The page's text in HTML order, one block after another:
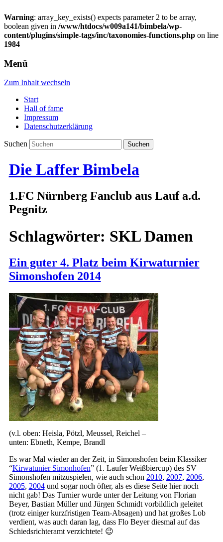
Warning: array_key_exists() expects parameter 2 to be array,
boolean given in /www/htdocs/w009a141/bimbela/wp-
content/plugins/simple-tags/inc/taxonomies-functions.php on line
1984
Menü
Zum Inhalt wechseln
Start
Hall of fame
Impressum
Datenschutzerklärung
Suchen
Die Laffer Bimbela
1.FC Nürnberg Fanclub aus Lauf a.d.
Pegnitz
Schlagwörter: SKL Damen
Ein guter 4. Platz beim Kirwaturnier
Simonshofen 2014
(v.l. oben: Heisla, Pötzl, Meussel, Reichel –
unten: Ebneth, Kempe, Brandl
Es war Mal wieder an der Zeit, in Simonshofen beim Klassiker
“Kirwatunier Simonhofen” (1. Laufer Weißbiercup) des SV
Simonshofen mitzuspielen, wie auch schon 2010, 2007, 2006,
2005, 2004und sogar noch öfter, als es diese Seite hier noch
nicht gab! Das Turnier wurde unter der Leitung von Florian
Beyer, Bastian Müller und Jürgen Schmidt vorbildlich geleitet
(trotz einiger kurzfristigen Team-Absagen) und hat großes Lob
verdient, was auch daran lag, dass Flo Beyer diesmal auf das
Schiedsrichteramt verzichtete! 😉